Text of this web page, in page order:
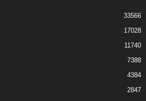
33566
17028
11740
7388
4384
2847